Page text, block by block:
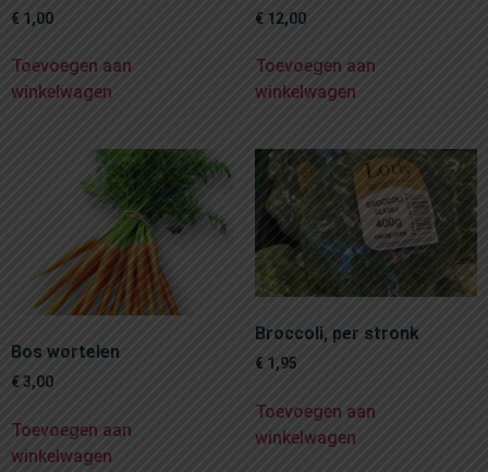
€ 1,00
Toevoegen aan
winkelwagen
€ 12,00
Toevoegen aan
winkelwagen
Bos wortelen
€3,00
Toevoegen aan
winkelwagen
Broccoli, per stronk
€ 1,95
Toevoegen aan
winkelwagen